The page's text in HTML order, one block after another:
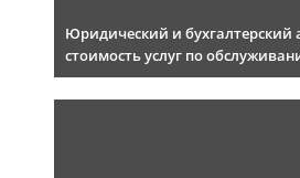
Юридический и бухгалтерский
стоимость услуг по